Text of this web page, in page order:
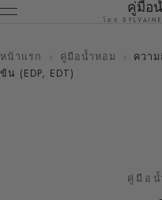
คู่มือ
โดย SYLVAINE
หน้าแรก › คู่มือน้ำหอม › ควา
ข้น (EDP, EDT)
คู่มือ